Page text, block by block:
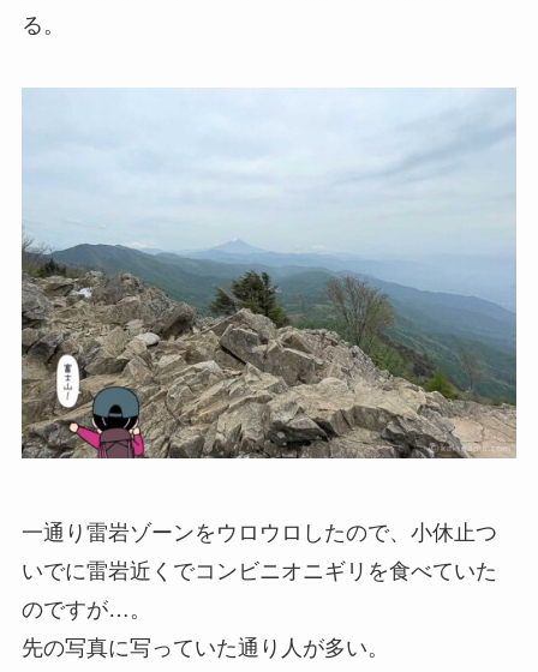
る。
一通り雷岩ゾーンをウロウロしたので、小休止つ
いでに雷岩近くでコンビニオニギリを食べていた
のですが…。
先の写真に写っていた通り人が多い。